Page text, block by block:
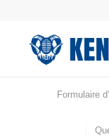
Formulaire